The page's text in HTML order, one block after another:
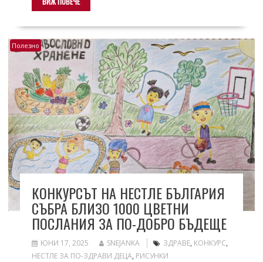
Полезно
КОНКУРСЪТ НА НЕСТЛЕ БЪЛГАРИЯ
СЪБРА БЛИЗО 1000 ЦВЕТНИ
ПОСЛАНИЯ ЗА ПО-ДОБРО БЪДЕЩЕ
ЮНИ 17, 2025 SNEJANKA ЗДРАВЕ, КОНКУРС,
НЕСТЛЕ ЗА ПО-ЗДРАВИ ДЕЦА, РИСУНКИ